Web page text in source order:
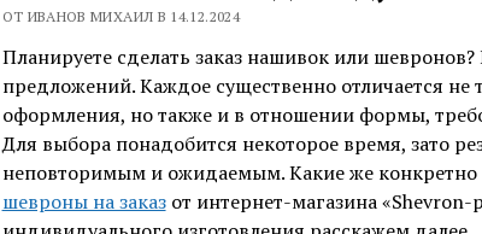
ОТ ИВАНОВ МИХАИЛ В 14.12.2024
Планируете сделать заказ нашивок или шевронов?
предложений. Каждое существенно отличается не
оформления, но также и в отношении формы,
Для выбора понадобится некоторое время, зато
неповторимым и ожидаемым. Какие же
шевроны на заказот интернет-магазина